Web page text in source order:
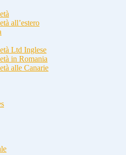
all’estero
Ltd Inglese
in Romania
alle Canarie